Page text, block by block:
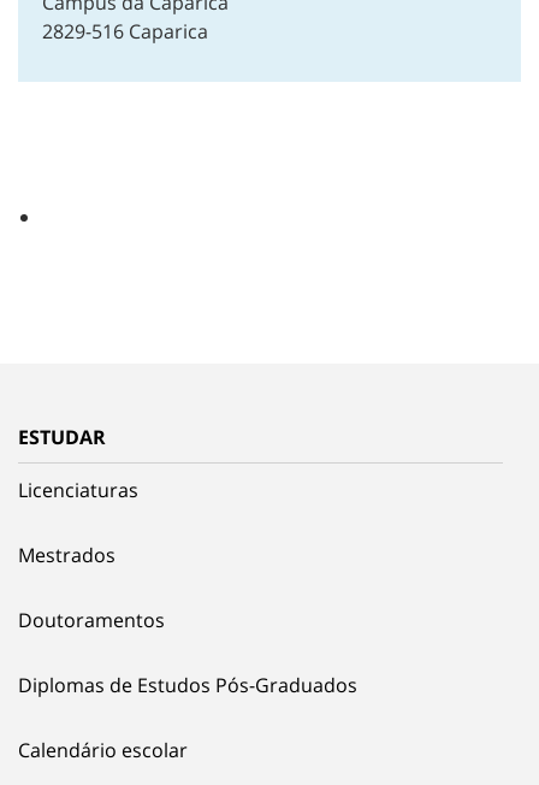
2829-516 Caparica
ESTUDAR
Licenciaturas
Mestrados
Doutoramentos
Diplomas de Estudos Pós-Graduados
Calendário escolar